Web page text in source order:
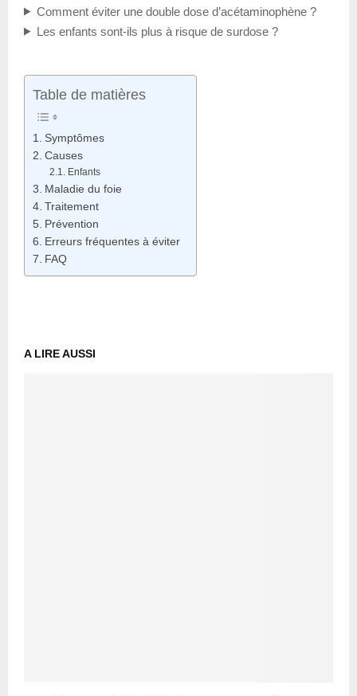
Comment éviter une double dose d’acétaminophène ?
Les enfants sont-ils plus à risque de surdose ?
Table de matières
Symptômes
Causes
Enfants
Maladie du foie
Traitement
Prévention
Erreurs fréquentes à éviter
FAQ
A LIRE AUSSI